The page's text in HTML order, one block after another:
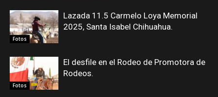
Fotos
Lazada 11.5 Carmelo Loya Memorial
2025, Santa Isabel Chihuahua.
Fotos
El desfile en el Rodeo de Promotora de
Rodeos.